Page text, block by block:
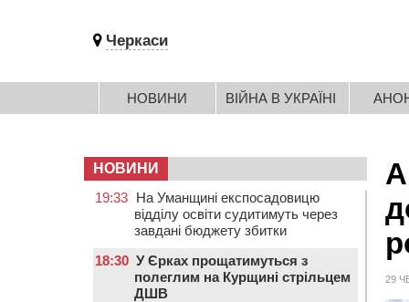
Черкаси
НОВИНИ ВІЙНА В УКРАЇНІ
29
НОВИНИ
19:33 На Уманщині експосадовицю
відділу освіти судитимуть через
завдані бюджету збитки
18:30 У Єрках прощатимуться з
полеглим на Курщині стрільцем
ДШВ